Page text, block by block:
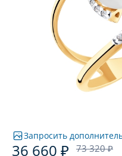
Запросить
36 660 ₽ 73 320 ₽